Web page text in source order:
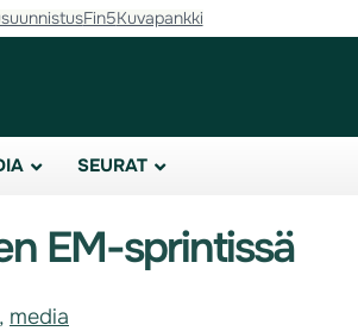
Fin5Kuvapankki
SEURAT
EM-sprintissä
, media